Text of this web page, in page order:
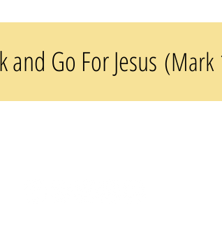
Go For Jesus (Mark